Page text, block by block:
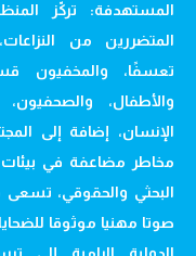
المستهدفة: تركّز
المتضررين من
تعسفًا، والمخفيون
والأطفال،
الإنسان، إضافة إلى
مخاطر مضاعفة في
البحثي والحقوقي،
صوتا مهنيا موثوقا